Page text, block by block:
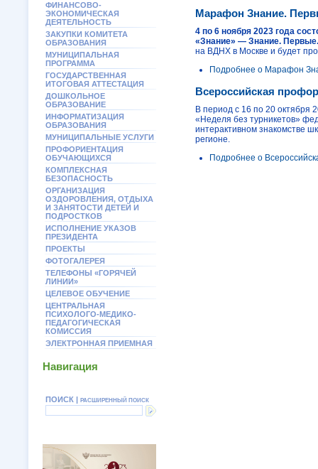
ФИНАНСОВО-
ЭКОНОМИЧЕСКАЯ
ДЕЯТЕЛЬНОСТЬ
ЗАКУПКИ КОМИТЕТА
ОБРАЗОВАНИЯ
МУНИЦИПАЛЬНАЯ
ПРОГРАММА
ГОСУДАРСТВЕННАЯ
ИТОГОВАЯ АТТЕСТАЦИЯ
ДОШКОЛЬНОЕ
ОБРАЗОВАНИЕ
ИНФОРМАТИЗАЦИЯ
ОБРАЗОВАНИЯ
МУНИЦИПАЛЬНЫЕ УСЛУГИ
ПРОФОРИЕНТАЦИЯ
ОБУЧАЮЩИХСЯ
КОМПЛЕКСНАЯ
БЕЗОПАСНОСТЬ
ОРГАНИЗАЦИЯ
ОЗДОРОВЛЕНИЯ, ОТДЫХА
И ЗАНЯТОСТИ ДЕТЕЙ И
ПОДРОСТКОВ
ИСПОЛНЕНИЕ УКАЗОВ
ПРЕЗИДЕНТА
ПРОЕКТЫ
ФОТОГАЛЕРЕЯ
ТЕЛЕФОНЫ «ГОРЯЧЕЙ
ЛИНИИ»
ЦЕЛЕВОЕ ОБУЧЕНИЕ
ЦЕНТРАЛЬНАЯ
ПСИХОЛОГО-МЕДИКО-
ПЕДАГОГИЧЕСКАЯ
КОМИССИЯ
ЭЛЕКТРОННАЯ ПРИЕМНАЯ
Навигация
ПОИСК | РАСШИРЕННЫЙ ПОИСК
Марафон Знание.
4 по 6 ноября 2023 года
«Знание» — Знание. Первые.
на ВДНХ в Москве и будет
Подробнее о Марафон
Всероссийская
В период с 16 по 20 октября
«Неделя без турникетов»
интерактивном знакомстве
регионе.
Подробнее о